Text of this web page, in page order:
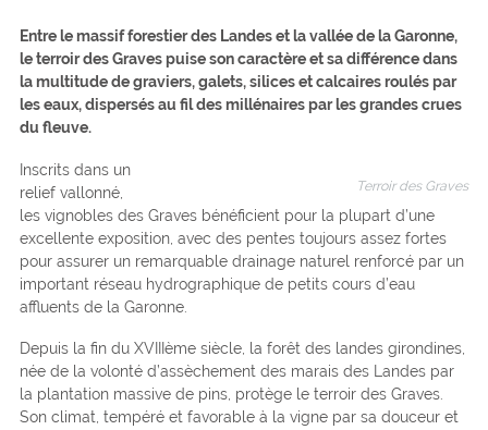
Entre le massif forestier des Landes et la vallée de la Garonne,
le terroir des Graves puise son caractère et sa différence dans
la multitude de graviers, galets, silices et calcaires roulés par
les eaux, dispersés au fil des millénaires par les grandes crues
du fleuve.
Terroir des Graves
Inscrits dans un
relief vallonné,
les vignobles des Graves bénéficient pour la plupart d’une
excellente exposition, avec des pentes toujours assez fortes
pour assurer un remarquable drainage naturel renforcé par un
important réseau hydrographique de petits cours d’eau
affluents de la Garonne.
Depuis la fin du XVIIIème siècle, la forêt des landes girondines,
née de la volonté d’assèchement des marais des Landes par
la plantation massive de pins, protège le terroir des Graves.
Son climat, tempéré et favorable à la vigne par sa douceur et